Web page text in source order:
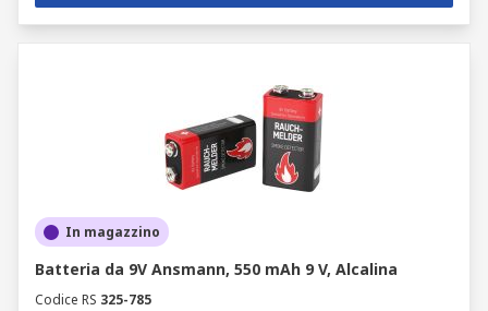
In magazzino
Batteria da 9V Ansmann, 550 mAh 9 V, Alcalina
Codice RS 325-785